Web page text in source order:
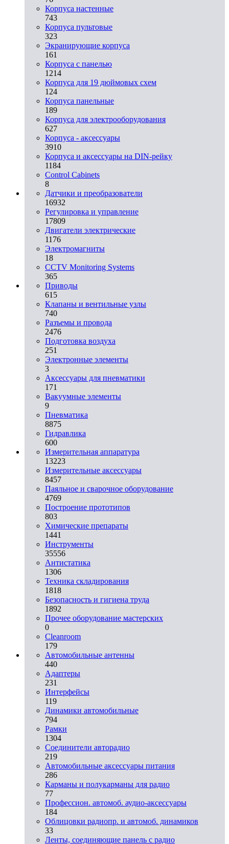
Корпуса настенные
743
Корпуса пультовые
323
Экранирующие корпуса
161
Корпуса с панелью
1214
Корпуса для 19 дюймовых схем
124
Корпуса панельные
189
Корпуса для электрооборудования
627
Корпуса - аксессуары
3910
Корпуса и аксессуары на DIN-рейку
1184
Control Cabinets
8
Датчики и преобразователи
16932
Регулировка и управление
17809
Двигатели электрические
1176
Электромагниты
18
CCTV Monitoring Systems
365
Приводы
615
Клапаны и вентильные узлы
740
Разъемы и провода
2476
Подготовка воздуха
251
Электронные элементы
3
Аксессуары для пневматики
171
Вакуумные элементы
9
Пневматика
8875
Гидравлика
600
Измерительная аппаратура
13223
Измерительные аксессуары
8457
Паяльное и сварочное оборудование
4769
Построение прототипов
803
Химические препараты
1441
Инструменты
35556
Aнтистатика
1306
Техника складирования
1818
Безопасность и гигиена труда
1892
Прочее оборудование мастерских
0
Cleanroom
179
Автомобильные антенны
440
Адаптеры
231
Интерфейсы
119
Динамики автомобильные
794
Рамки
1304
Соединители авторадио
219
Автомобильные аксессуары питания
286
Карманы и полукарманы для радио
77
Профессион. автомоб. аудио-аксессуары
184
Облицовки радиопр. и автомоб. динамиков
33
Ленты, соединяющие панель с радио